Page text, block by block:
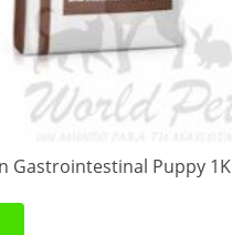
Gastrointestinal Puppy 1K